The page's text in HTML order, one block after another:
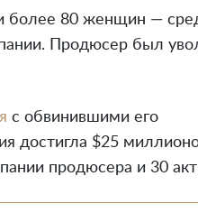
более 80 женщин —
Продюсер был
с обвинившими его
достигла $25
продюсера и 30